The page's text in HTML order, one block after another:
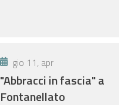
gio 11, apr
"Abbracci in fascia" a
Fontanellato